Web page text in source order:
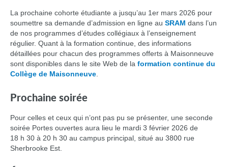
La prochaine cohorte étudiante a jusqu’au 1er mars 2026 pour
soumettre sa demande d’admission en ligne au SRAM dans l’un
de nos programmes d’études collégiaux à l’enseignement
régulier. Quant à la formation continue, des informations
détaillées pour chacun des programmes offerts à Maisonneuve
sont disponibles dans le site Web de la formation continue du
Collège de Maisonneuve
Prochaine soirée
Pour celles et ceux qui n’ont pas pu se présenter, une seconde
soirée Portes ouvertes aura lieu le mardi 3 février 2026 de
18 h 30 à 20 h 30 au campus principal, situé au 3800 rue
Sherbrooke Est.